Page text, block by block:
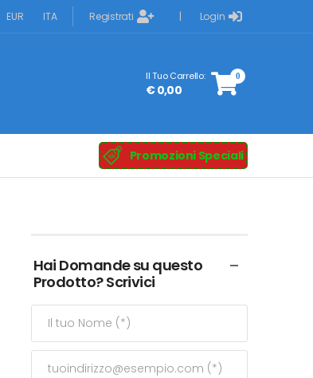
EUR ITA Registrati | Login
Il Tuo Carrello:
€ 0,00
0
Promozioni Speciali
Hai Domande su questo
Prodotto? Scrivici